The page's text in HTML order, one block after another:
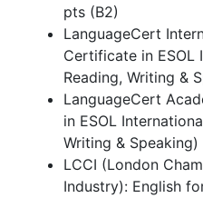
pts (B2)
LanguageCert
Certificate in ESOL
Reading, Writing &
LanguageCert
in ESOL
Writing & Speaking)
LCCI (London
Industry): English